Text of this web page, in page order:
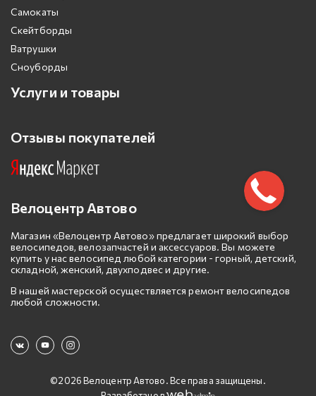
Самокаты
Скейтборды
Ватрушки
Сноуборды
Услуги и товары
Отзывы покупателей
Велоцентр Автово
Магазин «Велоцентр Автово» предлагает широкий выбор
велосипедов, велозапчастей и аксессуаров. Вы можете
купить у нас велосипед любой категории - горный, детский,
складной, женский, двухподвес и другие.
В нашей мастерской осуществляется ремонт велосипедов
любой сложности.
©2026 Велоцентр Автово. Все права защищены.